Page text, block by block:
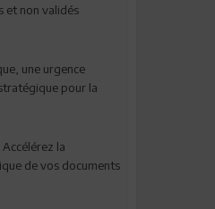
et non validés
une urgence
pour la
la
de vos documents